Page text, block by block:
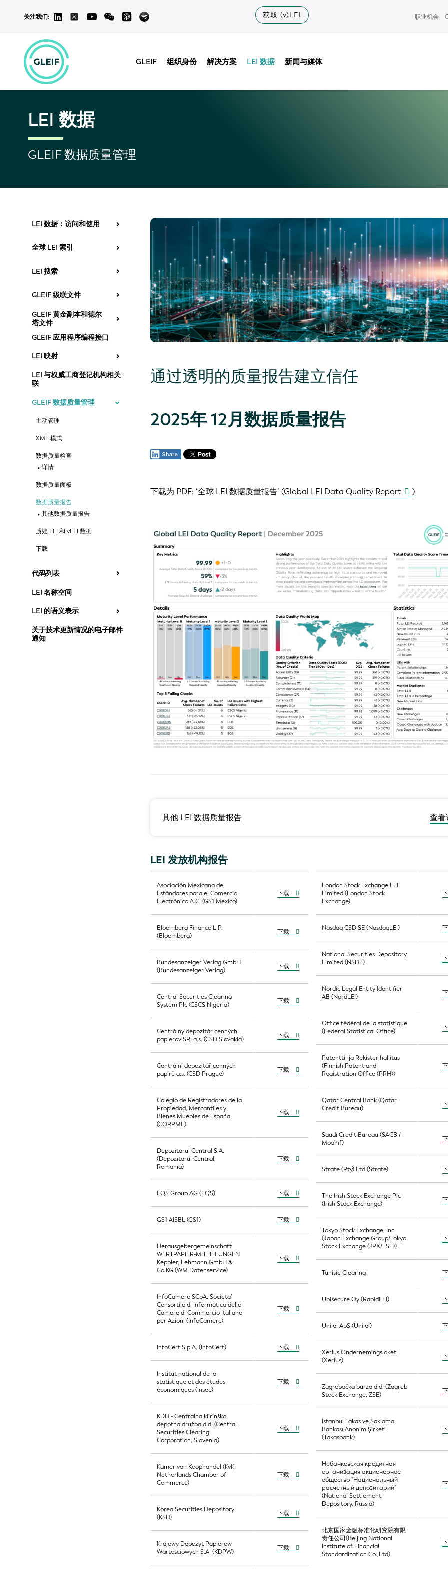
关注我们: 获取 (v)LEI 职业机会
GLEIF 组织身份 解决方案 LEI 数据 新闻与媒体
LEI 数据
GLEIF 数据质量管理
LEI 数据：访问和使用
全球 LEI 索引
LEI 搜索
GLEIF 级联文件
GLEIF 黄金副本和德尔
塔文件
GLEIF 应用程序编程接口
LEI 映射
LEI 与权威工商登记机构相关
联
GLEIF 数据质量管理
主动管理
XML 模式
数据质量检查
详情
数据质量面板
数据质量报告
其他数据质量报告
质疑 LEI 和 vLEI 数据
下载
代码列表
LEI 名称空间
LEI 的语义表示
关于技术更新情况的电子邮件
通知
通过透明的质量报告建立信任
2025年 12月数据质量报告
下载为 PDF: ‘全球 LEI 数据质量报告’ (Global LEI Data Quality Report )
其他 LEI 数据质量报告 查看
LEI 发放机构报告
Asociación Mexicana de
Estándares para el Comercio
Electrónico A.C. (GS1 Mexico)
下载
Bloomberg Finance L.P.
(Bloomberg)
下载
Bundesanzeiger Verlag GmbH
(Bundesanzeiger Verlag)
下载
Central Securities Clearing
System Plc (CSCS Nigeria)
下载
Centrálny depozitár cenných
papierov SR, a.s. (CSD Slovakia)
下载
Centrální depozitář cenných
papírů a.s. (CSD Prague)
下载
Colegio de Registradores de la
Propiedad, Mercantiles y
Bienes Muebles de España
(CORPME)
下载
Depozitarul Central S.A.
(Depozitarul Central,
Romania)
下载
EQS Group AG (EQS) 下载
GS1 AISBL (GS1) 下载
Herausgebergemeinschaft
WERTPAPIER-MITTEILUNGEN
Keppler, Lehmann GmbH &
Co.KG (WM Datenservice)
下载
InfoCamere SCpA, Societa'
Consortile di Informatica delle
Camere di Commercio Italiane
per Azioni (InfoCamere)
下载
InfoCert S.p.A. (InfoCert) 下载
Institut national de la
statistique et des études
économiques (Insee)
下载
KDD - Centralna klirinško
depotna družba d.d. (Central
Securities Clearing
Corporation, Slovenia)
下载
Kamer van Koophandel (KvK;
Netherlands Chamber of
Commerce)
下载
Korea Securities Depository
(KSD)
下载
Krajowy Depozyt Papierów
Wartościowych S.A. (KDPW)
下载
London Stock Exchange LEI
Limited (London Stock
Exchange)
Nasdaq CSD SE (NasdaqLEI)
National Securities Depository
Limited (NSDL)
Nordic Legal Entity Identifier
AB (NordLEI)
Office fédéral de la statistique
(Federal Statistical Office)
Patentti- ja Rekisterihallitus
(Finnish Patent and
Registration Office (PRH))
Qatar Central Bank (Qatar
Credit Bureau)
Saudi Credit Bureau (SACB /
Moa'rif)
Strate (Pty) Ltd (Strate)
The Irish Stock Exchange Plc
(Irish Stock Exchange)
Tokyo Stock Exchange, Inc.
(Japan Exchange Group/Tokyo
Stock Exchange (JPX/TSE))
Tunisie Clearing
Ubisecure Oy (RapidLEI)
Unilei ApS (Unilei)
Xerius Ondernemingsloket
(Xerius)
Zagrebačka burza d.d. (Zagreb
Stock Exchange, ZSE)
İstanbul Takas ve Saklama
Bankası Anonim Şirketi
(Takasbank)
Небанковская кредитная
организация акционерное
общество "Национальный
расчетный депозитарий"
(National Settlement
Depository, Russia)
北京国家金融标准化研究院有限
责任公司(Beijing National
Institute of Financial
Standardization Co.,Ltd)